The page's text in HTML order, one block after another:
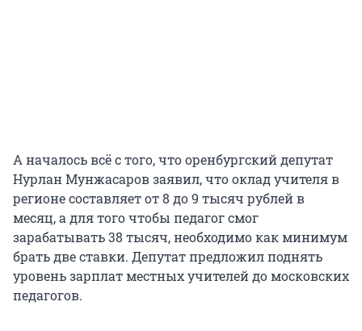
А началось всё с того, что оренбургский депутат
Нурлан Мунжасаров заявил, что оклад учителя в
регионе составляет от 8 до 9 тысяч рублей в
месяц, а для того чтобы педагог смог
зарабатывать 38 тысяч, необходимо как минимум
брать две ставки. Депутат предложил поднять
уровень зарплат местных учителей до московских
педагогов.